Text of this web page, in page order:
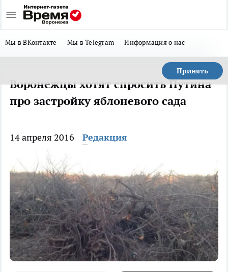
Мы в ВКонтакте Мы в Telegram Информация о нас
Принять
Воронежцы хотят спросить Путина
про застройку яблоневого сада
14 апреля 2016 Редакция